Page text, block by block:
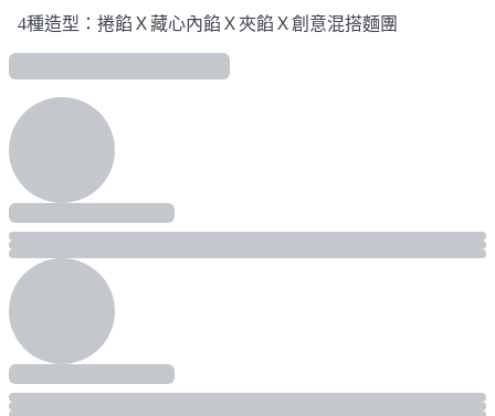
4種造型：捲餡Ｘ藏心內餡Ｘ夾餡Ｘ創意混搭麵團